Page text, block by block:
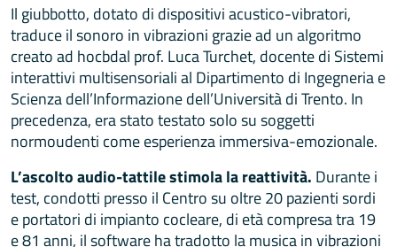
Il giubbotto, dotato di dispositivi acustico-vibratori,
traduce il sonoro in vibrazioni grazie ad un algoritmo
creato ad hocbdal prof. Luca Turchet, docente di Sistemi
interattivi multisensoriali al Dipartimento di Ingegneria e
Scienza dell’Informazione dell’Università di Trento. In
precedenza, era stato testato solo su soggetti
normoudenti come esperienza immersiva-emozionale.
L’ascolto audio-tattile stimola la reattività. Durante i
test, condotti presso il Centro su oltre 20 pazienti sordi
e portatori di impianto cocleare, di età compresa tra 19
e 81 anni, il software ha tradotto la musica in vibrazioni